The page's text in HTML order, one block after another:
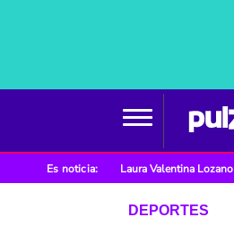
Es noticia: Laura Valentina Lozano
DEPORTES